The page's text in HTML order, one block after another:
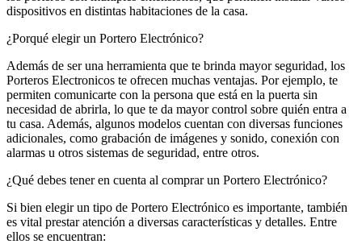
dispositivos en distintas habitaciones de la casa.
¿Porqué elegir un Portero Electrónico?
Además de ser una herramienta que te brinda mayor seguridad, los
Porteros Electronicos te ofrecen muchas ventajas. Por ejemplo, te
permiten comunicarte con la persona que está en la puerta sin
necesidad de abrirla, lo que te da mayor control sobre quién entra a
tu casa. Además, algunos modelos cuentan con diversas funciones
adicionales, como grabación de imágenes y sonido, conexión con
alarmas u otros sistemas de seguridad, entre otros.
¿Qué debes tener en cuenta al comprar un Portero Electrónico?
Si bien elegir un tipo de Portero Electrónico es importante, también
es vital prestar atención a diversas características y detalles. Entre
ellos se encuentran: